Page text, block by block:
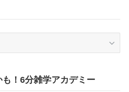
！6分雑学アカデミー